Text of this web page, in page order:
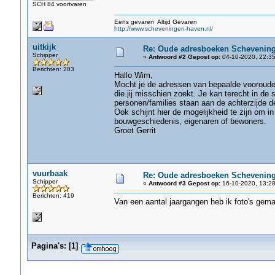
SCH 84 voortvaren
Eens gevaren Altijd Gevaren
http://www.scheveningen-haven.nl/
uitkijk
Schipper
Berichten: 203
Re: Oude adresboeken
« Antwoord #2 Gepost op:04-10-2020,
Hallo Wim,
Mocht je de adressen van bepaalde
die jij misschien zoekt. Je kan terecht in de
personen/families staan aan de achterzijde
Ook schijnt hier de mogelijkheid te zijn om
bouwgeschiedenis, eigenaren of bewoners.
Groet Gerrit
vuurbaak
Schipper
Berichten: 419
Re: Oude adresboeken
« Antwoord #3 Gepost op:16-10-2020,
Van een aantal jaargangen heb ik foto's
Pagina's: [1]